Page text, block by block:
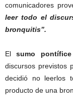
comunicadores
leer todo el
bronquitis”.
Elsumo pontífice
discursos previstos
decidió no leerlos
producto de una